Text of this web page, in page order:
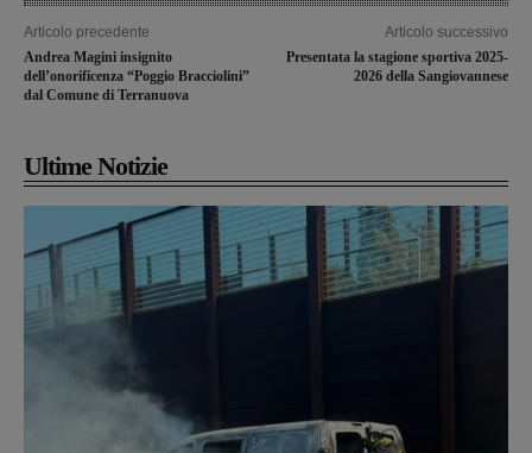
Articolo precedente
Andrea Magini insignito
dell’onorificenza “Poggio Bracciolini”
dal Comune di Terranuova
Articolo successivo
Presentata la stagione sportiva 2025-
2026 della Sangiovannese
Ultime Notizie